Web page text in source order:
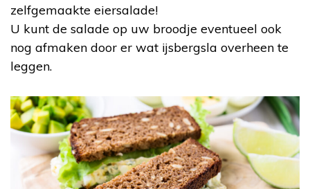
zelfgemaakte eiersalade!
U kunt de salade op uw broodje eventueel ook
nog afmaken door er wat ijsbergsla overheen te
leggen.